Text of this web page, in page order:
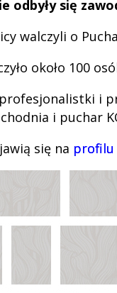
odbyły się
walczyli o
około 100
profesjonalistki i
i puchar
się na profilu